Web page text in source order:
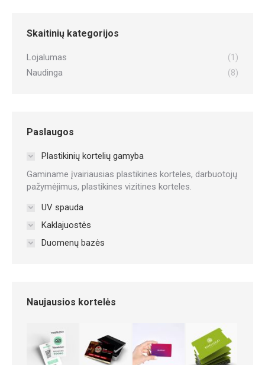
Skaitinių kategorijos
Lojalumas
(1)
Naudinga
(8)
Paslaugos
Plastikinių kortelių gamyba
Gaminame įvairiausias plastikines korteles, darbuotojų
pažymėjimus, plastikines vizitines korteles.
UV spauda
Kaklajuostės
Duomenų bazės
Naujausios kortelės